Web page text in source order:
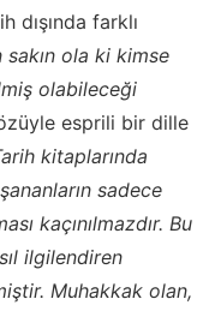
dışında farklı
sakın ola ki kimse
olabileceği
esprili bir dille
kitaplarında
sadece
kaçınılmazdır. Bu
ilgilendiren
Muhakkak olan,